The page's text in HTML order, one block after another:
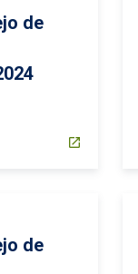
de
open_in_new
de